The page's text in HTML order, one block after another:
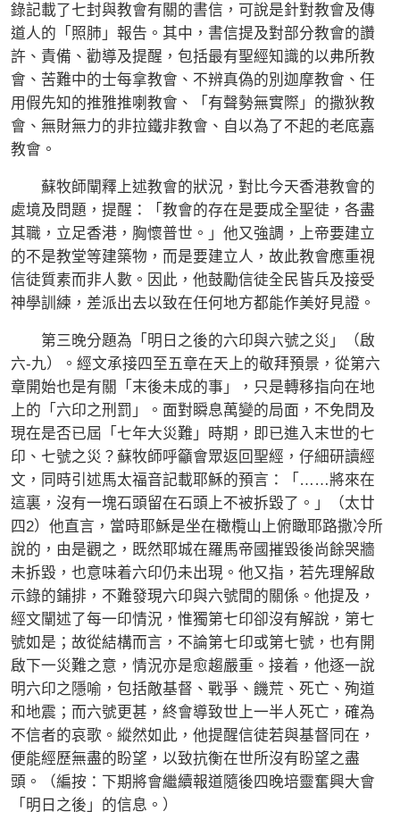
錄記載了七封與教會有關的書信，可說是針對教會及傳
道人的「照肺」報告。其中，書信提及對部分教會的讚
許、責備、勸導及提醒，包括最有聖經知識的以弗所教
會、苦難中的士每拿教會、不辨真偽的別迦摩教會、任
用假先知的推雅推喇教會、「有聲勢無實際」的撒狄教
會、無財無力的非拉鐵非教會、自以為了不起的老底嘉
教會。
蘇牧師闡釋上述教會的狀況，對比今天香港教會的
處境及問題，提醒：「教會的存在是要成全聖徒，各盡
其職，立足香港，胸懷普世。」他又強調，上帝要建立
的不是教堂等建築物，而是要建立人，故此教會應重視
信徒質素而非人數。因此，他鼓勵信徒全民皆兵及接受
神學訓練，差派出去以致在任何地方都能作美好見證。
第三晚分題為「明日之後的六印與六號之災」（啟
六-九）。經文承接四至五章在天上的敬拜預景，從第六
章開始也是有關「末後未成的事」，只是轉移指向在地
上的「六印之刑罰」。面對瞬息萬變的局面，不免問及
現在是否已屆「七年大災難」時期，即已進入末世的七
印、七號之災？蘇牧師呼籲會眾返回聖經，仔細研讀經
文，同時引述馬太福音記載耶穌的預言：「……將來在
這裏，沒有一塊石頭留在石頭上不被拆毀了。」（太廿
四2）他直言，當時耶穌是坐在橄欖山上俯瞰耶路撒冷所
說的，由是觀之，既然耶城在羅馬帝國摧毀後尚餘哭牆
未拆毀，也意味着六印仍未出現。他又指，若先理解啟
示錄的鋪排，不難發現六印與六號間的關係。他提及，
經文闡述了每一印情況，惟獨第七印卻沒有解說，第七
號如是；故從結構而言，不論第七印或第七號，也有開
啟下一災難之意，情況亦是愈趨嚴重。接着，他逐一說
明六印之隱喻，包括敵基督、戰爭、饑荒、死亡、殉道
和地震；而六號更甚，終會導致世上一半人死亡，確為
不信者的哀歌。縱然如此，他提醒信徒若與基督同在，
便能經歷無盡的盼望，以致抗衡在世所沒有盼望之盡
頭。（編按：下期將會繼續報道隨後四晚培靈奮興大會
「明日之後」的信息。）